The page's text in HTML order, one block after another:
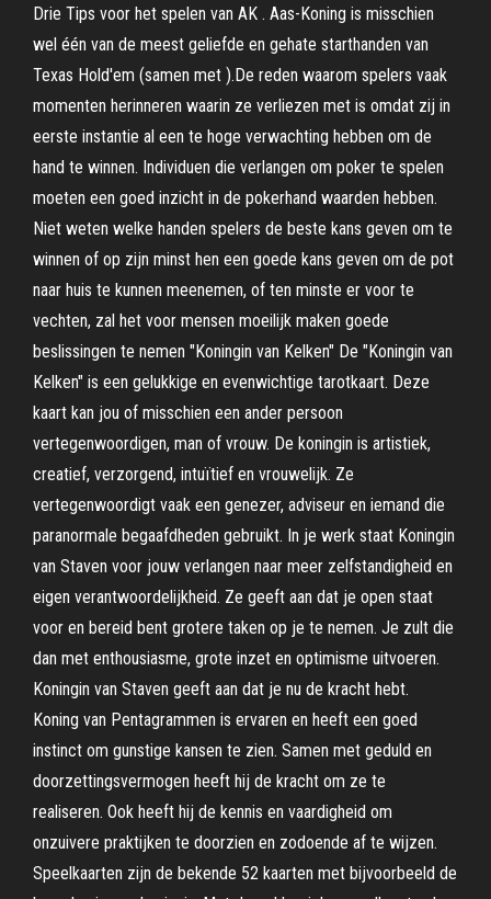
Drie Tips voor het spelen van AK . Aas-Koning is misschien
wel één van de meest geliefde en gehate starthanden van
Texas Hold'em (samen met ).De reden waarom spelers vaak
momenten herinneren waarin ze verliezen met is omdat zij in
eerste instantie al een te hoge verwachting hebben om de
hand te winnen. Individuen die verlangen om poker te spelen
moeten een goed inzicht in de pokerhand waarden hebben.
Niet weten welke handen spelers de beste kans geven om te
winnen of op zijn minst hen een goede kans geven om de pot
naar huis te kunnen meenemen, of ten minste er voor te
vechten, zal het voor mensen moeilijk maken goede
beslissingen te nemen "Koningin van Kelken" De "Koningin van
Kelken" is een gelukkige en evenwichtige tarotkaart. Deze
kaart kan jou of misschien een ander persoon
vertegenwoordigen, man of vrouw. De koningin is artistiek,
creatief, verzorgend, intuïtief en vrouwelijk. Ze
vertegenwoordigt vaak een genezer, adviseur en iemand die
paranormale begaafdheden gebruikt. In je werk staat Koningin
van Staven voor jouw verlangen naar meer zelfstandigheid en
eigen verantwoordelijkheid. Ze geeft aan dat je open staat
voor en bereid bent grotere taken op je te nemen. Je zult die
dan met enthousiasme, grote inzet en optimisme uitvoeren.
Koningin van Staven geeft aan dat je nu de kracht hebt.
Koning van Pentagrammen is ervaren en heeft een goed
instinct om gunstige kansen te zien. Samen met geduld en
doorzettingsvermogen heeft hij de kracht om ze te
realiseren. Ook heeft hij de kennis en vaardigheid om
onzuivere praktijken te doorzien en zodoende af te wijzen.
Speelkaarten zijn de bekende 52 kaarten met bijvoorbeeld de